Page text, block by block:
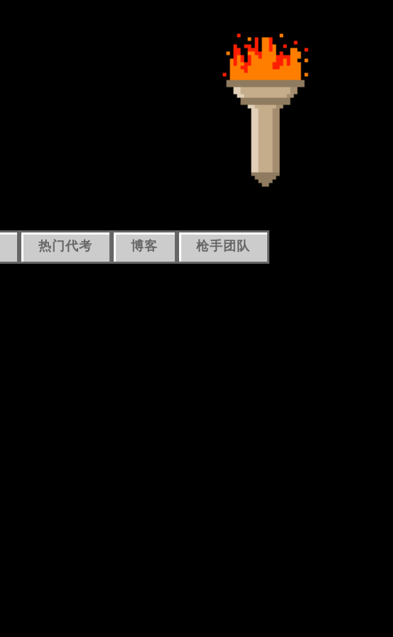
热门代考 博客 枪手团队